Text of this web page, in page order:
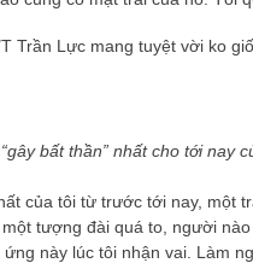
Trần Lực mang tuyệt vời ko
bất thần” nhất cho tới nay
của tôi từ trước tới nay, một
tượng đài quá to, người
này lúc tôi nhận vai. Làm